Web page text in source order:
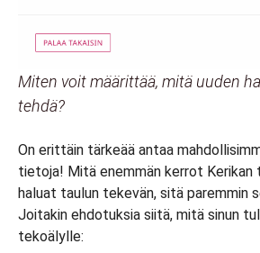
Miten voit määrittää, mitä uuden
tehdä?
On erittäin tärkeää antaa
tietoja! Mitä enemmän kerrot
haluat taulun tekevän, sitä paremmin
Joitakin ehdotuksia siitä, mitä sinun
tekoälylle: